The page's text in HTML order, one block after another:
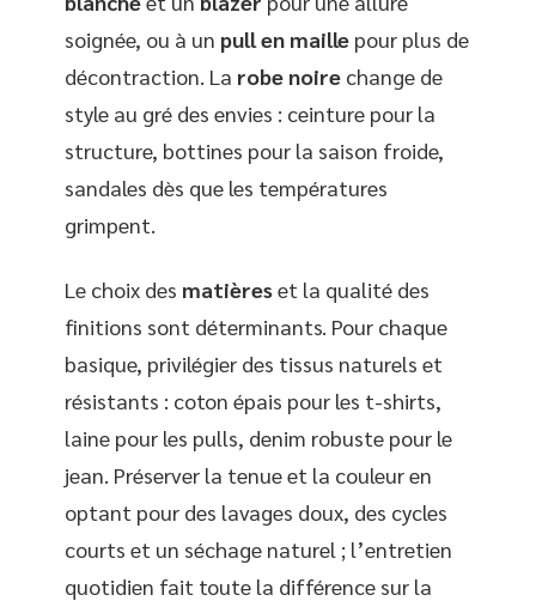
soignée, ou à un pull en maille pour plus de
décontraction. La robe noire change de
style au gré des envies : ceinture pour la
structure, bottines pour la saison froide,
sandales dès que les températures
grimpent.
Le choix des matièreset la qualité des
finitions sont déterminants. Pour chaque
basique, privilégier des tissus naturels et
résistants : coton épais pour les t-shirts,
laine pour les pulls, denim robuste pour le
jean. Préserver la tenue et la couleur en
optant pour des lavages doux, des cycles
courts et un séchage naturel ; l’entretien
quotidien fait toute la différence sur la